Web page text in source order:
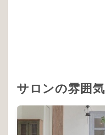
サロンの雰囲気